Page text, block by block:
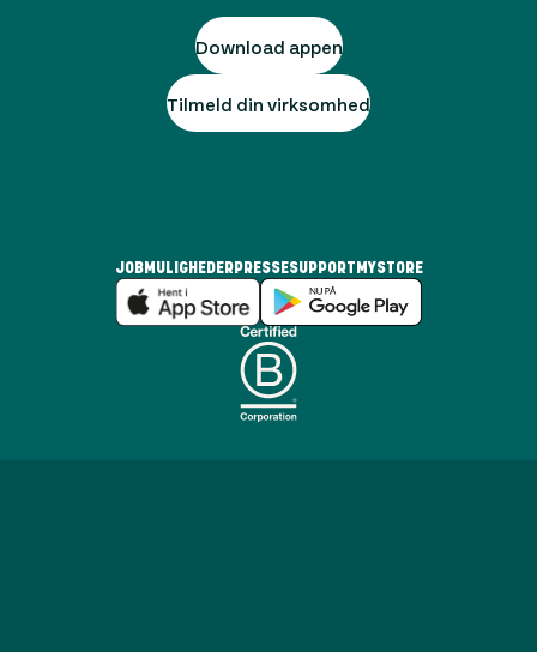
Download appen
Tilmeld din virksomhed
JOBMULIGHEDERPRESSESUPPORT MYSTORE